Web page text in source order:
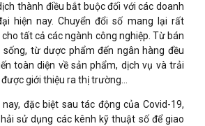
thành điều bắt buộc đối với các doanh
hiện nay. Chuyển đổi số mang lại rất
tất cả các ngành công nghiệp. Từ bán
sống, từ dược phẩm đến ngân hàng đều
toàn diện về sản phẩm, dịch vụ và trải
giới thiệu ra thị trường…
đặc biệt sau tác động của Covid-19,
sử dụng các kênh kỹ thuật số để giao